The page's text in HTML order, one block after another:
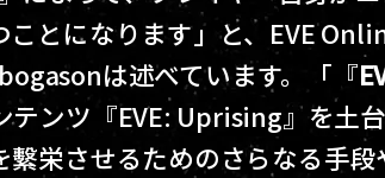
ことになります」と、EVE
は述べています。「『
ンツ『EVE: Uprising』を土
栄させるためのさらなる手段